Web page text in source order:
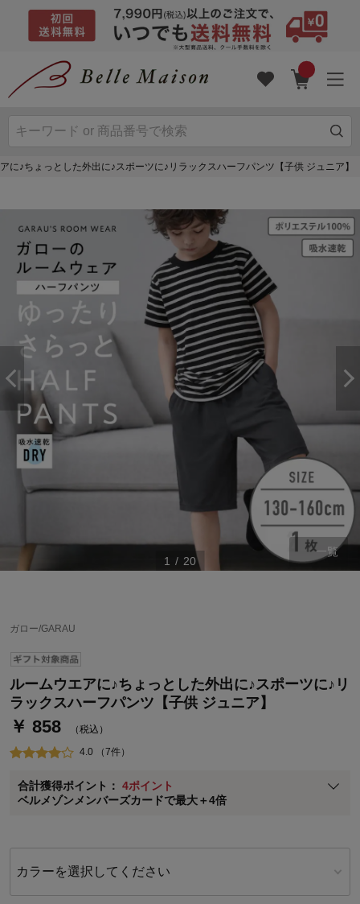
に♪ちょっとした外出に♪スポーツに♪リラックスハーフパンツ【子供 ジュニア】
1 / 20
一覧
ガロー/GARAU
ルームウエアに♪ちょっとした外出に♪スポーツに♪リ
ラックスハーフパンツ【子供 ジュニア】
￥ 858 （税込）
4.0 （7件）
合計獲得ポイント： 4ポイント
ベルメゾンメンバーズカードで最大＋4倍
ステージが上がれば送料無料・返品引取無料！
ベルメゾンご優待サービスについて
ベルメゾン・ポイントについて
通常商品送料無料 返品引取無料（JCBのみ）
即時入会なら更に500円OFFクーポンプレゼント
※メンバーズカードの加算ポイントはステージ倍率適用前の基本ポイント
に対して適用されます。
カラーを選択してください